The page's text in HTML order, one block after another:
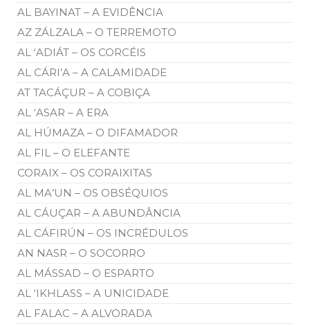
AL BAYINAT – A EVIDÊNCIA
AZ ZÁLZALA – O TERREMOTO
AL ‘ADIÁT – OS CORCÉIS
AL CÁRI’A – A CALAMIDADE
AT TACÁÇUR – A COBIÇA
AL ‘ASAR – A ERA
AL HÚMAZA – O DIFAMADOR
AL FIL – O ELEFANTE
CORAIX – OS CORAIXITAS
AL MA’UN – OS OBSÉQUIOS
AL CÁUÇAR – A ABUNDÂNCIA
AL CÁFIRÚN – OS INCRÉDULOS
AN NASR – O SOCORRO
AL MÁSSAD – O ESPARTO
AL ‘IKHLASS – A UNICIDADE
AL FALAC – A ALVORADA